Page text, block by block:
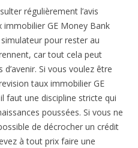
régulièrement l’avis
immobilier GE Money Bank
pour rester au
car tout cela peut
Si vous voulez être
taux immobilier GE
faut une discipline stricte qui
poussées. Si vous ne
de décrocher un crédit
à tout prix faire une